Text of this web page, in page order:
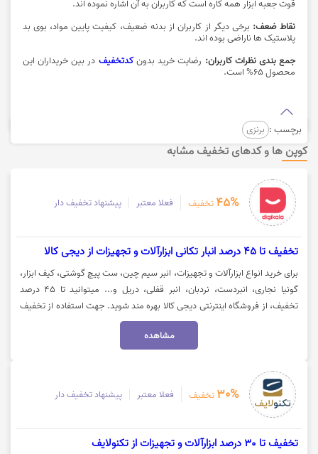
قوت جعبه ابزار همه کاره است که کاربران به آن اشاره نموده اند.
نقاط ضعف: برخی دیگر از کاربران از بدنه ضعیف، کیفیت پایین مواد، بوی بد
پلاستیک ها ناراضی بوده اند.
جمع بندی نظرات کاربران: رضایت خرید بدونکدتخفیف در بین خریداران این
محصول 65% است.
برچسب : برنزی
کوپن ها و کدهای تخفیف مشابه
45% تخفیف فعلا معتبر پیشنهاد تخفیف دار
تخفیف تا 45 درصد انبار تکانی ابزارآلات و تجهیزات از دیجی کالا
برای خرید انواع ابزارآلات و تجهیزات، انبر سیم چین، ست پیچ گوشتی، کیف ابزار،
گونیا نجاری، انبردست، نردبان، انبر قفلی، دریل و... میتوانید تا 45 درصد
تخفیف، از فروشگاه اینترنتی دیجی کالا بهره مند شوید. جهت استفاده از تخفیف
دیجی کالا، روی گزینه "خرید کنید" کلیک نمایید.
مشاهده
30% تخفیف فعلا معتبر پیشنهاد تخفیف دار
تخفیف تا 30 درصد ابزارآلات و تجهیزات از تکنولایف